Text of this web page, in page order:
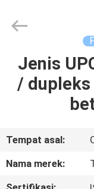
RUMAH
TENTANG
KAMI
Tech.
Reserved.Jenis
/
Tempat asal:
Nama merek: